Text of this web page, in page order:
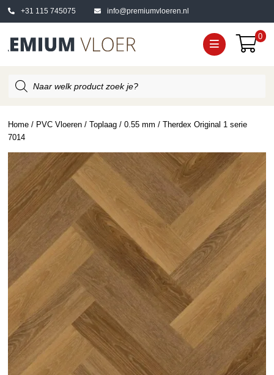
+31 115 745075 info@premiumvloeren.nl
0
zoeken
Home / PVC Vloeren /Toplaag /0.55 mm / Therdex Original 1 serie
7014